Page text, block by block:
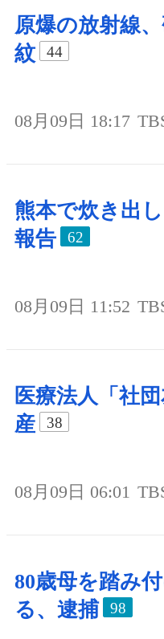
原爆の放射線
紋
44
08月09日 18:17
熊本で炊き出
報告
62
08月09日 11:52
医療法人「社
産
38
08月09日 06:01
80歳母を踏み
る、逮捕
98